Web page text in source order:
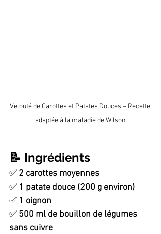
Velouté de Carottes et Patates Douces – Recette
adaptée à la maladie de Wilson
📝 Ingrédients
✅ 2 carottes moyennes
✅ 1 patate douce (200 g environ)
✅ 1 oignon
✅ 500 ml de bouillon de légumes
sans cuivre